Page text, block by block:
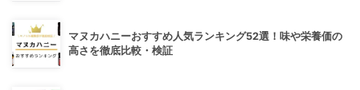
マヌカハニーおすすめ人気ランキング52選！味や栄養価の
高さを徹底比較・検証